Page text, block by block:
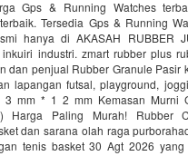
Gps & Running Watches
Tersedia Gps & Running
hanya di AKASAH RUBBER
industri. zmart rubber plus
dan penjual Rubber Granule Pasir
lapangan futsal, playground,
mm * 1 2 mm Kemasan Murni
Harga Paling Murah! Rubber
dan sarana olah raga
tenis basket 30 Agt 2026